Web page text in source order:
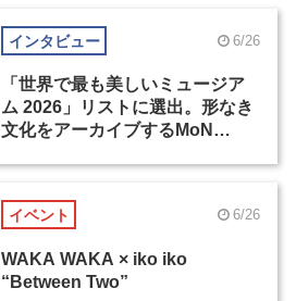
インタビュー 6/26
「世界で最も美しいミュージア
ム 2026」リストに選出。形なき
文化をアーカイブするMoN
イベント 6/26
WAKA WAKA × iko iko
“Between Two”